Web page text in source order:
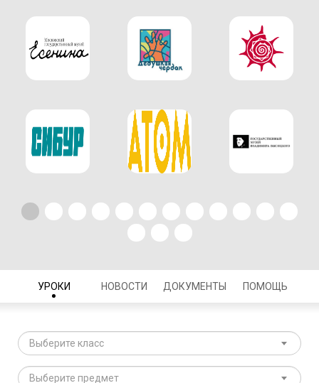
УРОКИ НОВОСТИ ДОКУМЕНТЫ ПОМОЩЬ
Выберите класс
Выберите предмет